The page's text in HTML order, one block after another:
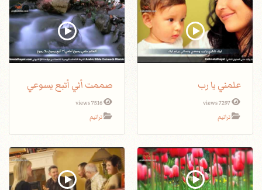
علمني يا رب
7297 views
ترانيم
صممت أني أتبع يسوعي
7516 views
ترانيم